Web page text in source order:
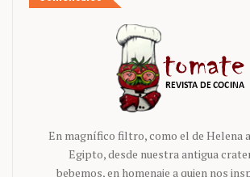
En magnífico filtro, como el de Helena
Egipto, desde nuestra antigua
bebemos, en homenaje a quien nos